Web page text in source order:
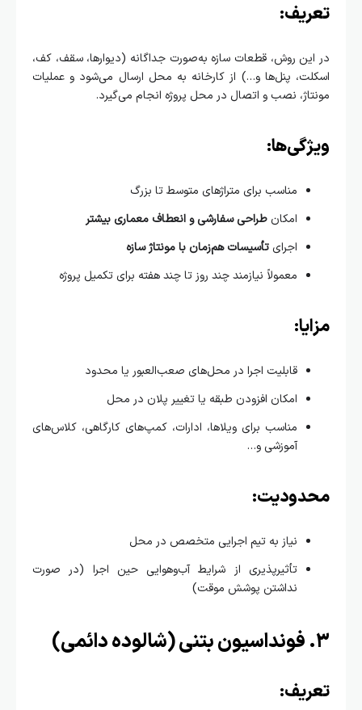
روش، قطعات سازه به‌صورت جداگانه (دیوارها، سقف، کف،
پنل‌ها و…) از کارخانه به محل ارسال می‌شود و عملیات
نصب و اتصال در محل پروژه انجام می‌گیرد.
مناسب برای متراژهای متوسط تا بزرگ
طراحی سفارشی و انعطاف معماری بیشتر
تأسیسات هم‌زمان با مونتاژ سازه
معمولاً نیازمند چند روز تا چند هفته برای تکمیل پروژه
قابلیت اجرا در محل‌های صعب‌العبور یا محدود
امکان افزودن طبقه یا تغییر پلان در محل
مناسب برای ویلاها، ادارات، کمپ‌های کارگاهی، کلاس‌های
آموزشی و…
نیاز به تیم اجرایی متخصص در محل
تأثیرپذیری از شرایط آب‌وهوایی حین اجرا (در صورت
نداشتن پوشش موقت)